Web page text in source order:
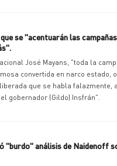
se "acentuarán las
José Mayans, "toda la
convertida en narco estado,
que se habla falazmente,
gobernador (Gildo) Insfrán".
"burdo" análisis de Naidenoff